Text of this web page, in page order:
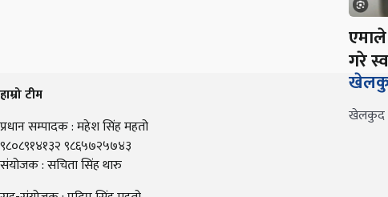
गरे
हाम्रो टीम
प्रधान सम्पादक : महेश सिंह महतो
९८०८९१४१३२ ९८६५७२५७४३
संयोजक : सचिता सिंह थारु
खेलकुद